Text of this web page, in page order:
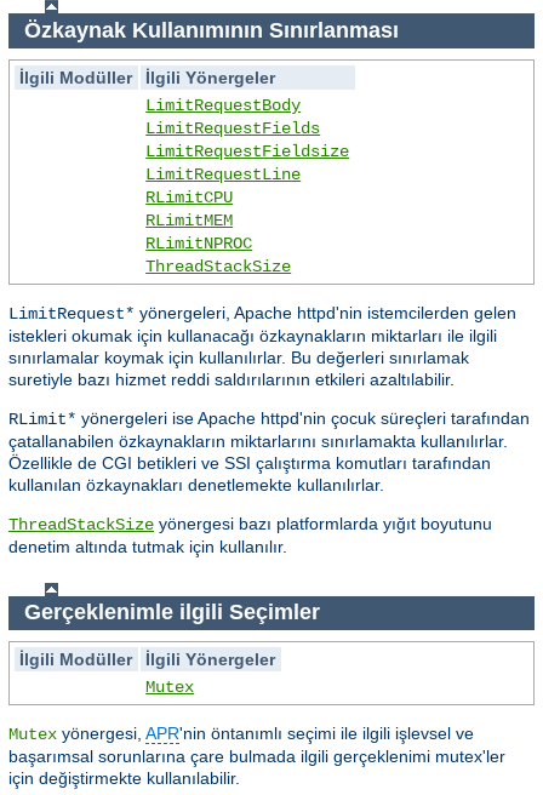
Özkaynak Kullanımının Sınırlanması
İlgili Modüller
İlgili Yönergeler
LimitRequestBody
LimitRequestFields
LimitRequestFieldsize
LimitRequestLine
RLimitCPU
RLimitMEM
RLimitNPROC
ThreadStackSize
LimitRequest* yönergeleri, Apache httpd'nin istemcilerden gelen
istekleri okumak için kullanacağı özkaynakların miktarları ile ilgili
sınırlamalar koymak için kullanılırlar. Bu değerleri sınırlamak
suretiyle bazı hizmet reddi saldırılarının etkileri azaltılabilir.
RLimit* yönergeleri ise Apache httpd'nin çocuk süreçleri tarafından
çatallanabilen özkaynakların miktarlarını sınırlamakta kullanılırlar.
Özellikle de CGI betikleri ve SSI çalıştırma komutları tarafından
kullanılan özkaynakları denetlemekte kullanılırlar.
ThreadStackSize yönergesi bazı platformlarda yığıt boyutunu
denetim altında tutmak için kullanılır.
Gerçeklenimle ilgili Seçimler
İlgili Modüller
İlgili Yönergeler
Mutex
Mutex yönergesi, APR'nin öntanımlı seçimi ile ilgili işlevsel ve
başarımsal sorunlarına çare bulmada ilgili gerçeklenimi mutex'ler
için değiştirmekte kullanılabilir.